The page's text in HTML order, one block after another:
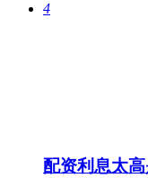
4
配资利息太